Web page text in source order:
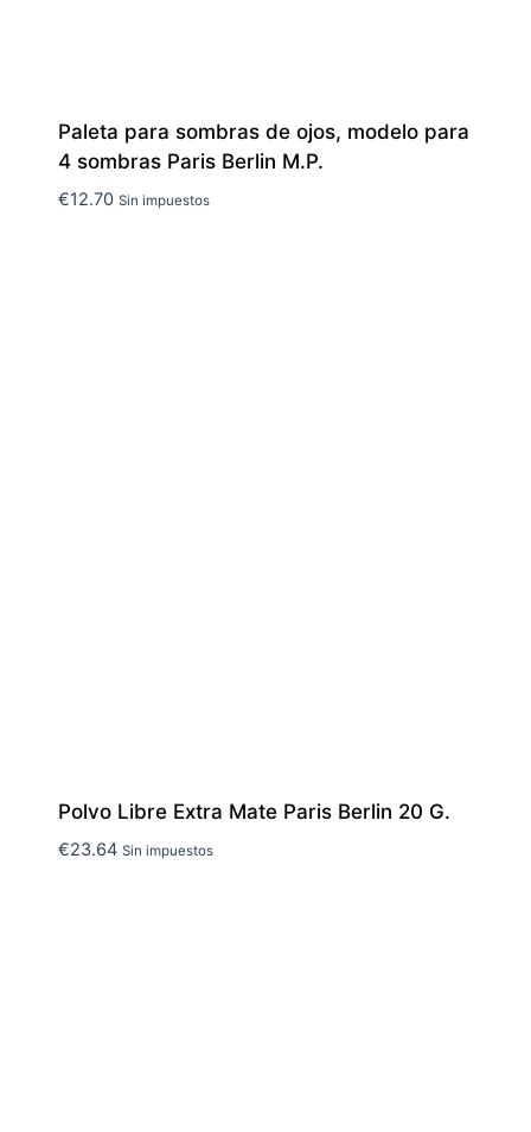
Paleta para sombras de ojos, modelo para
4 sombras Paris Berlin M.P.
€12.70 Sin impuestos
Polvo Libre Extra Mate Paris Berlin 20 G.
€23.64 Sin impuestos